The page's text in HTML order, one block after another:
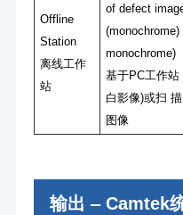
Offline
Station
离线⼯作
站
of defect
monochrome)
基于PC⼯作站
⽩影像)或扫
图像
输出 ‒ Camtek